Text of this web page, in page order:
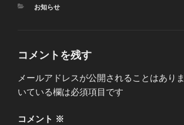
カ
お知らせ
コメントを残す
メールアドレスが公開されることはありま
いている欄は必須項目です
コメント ※